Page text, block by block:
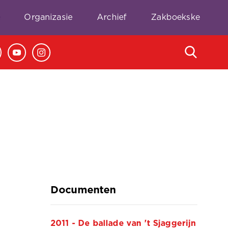
Organizasie Archief Zakboekske
Documenten
2011 - De ballade van 't Sjaggerijn